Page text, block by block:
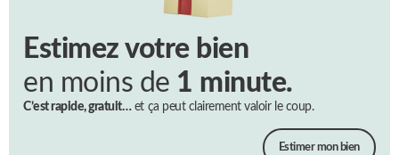
Estimez votre bien
en moins de 1 minute.
C’est rapide, gratuit…et ça peut clairement valoir le coup.
Estimer mon bien